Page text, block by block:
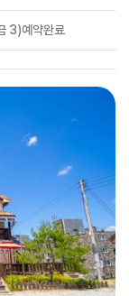
3)예약완료